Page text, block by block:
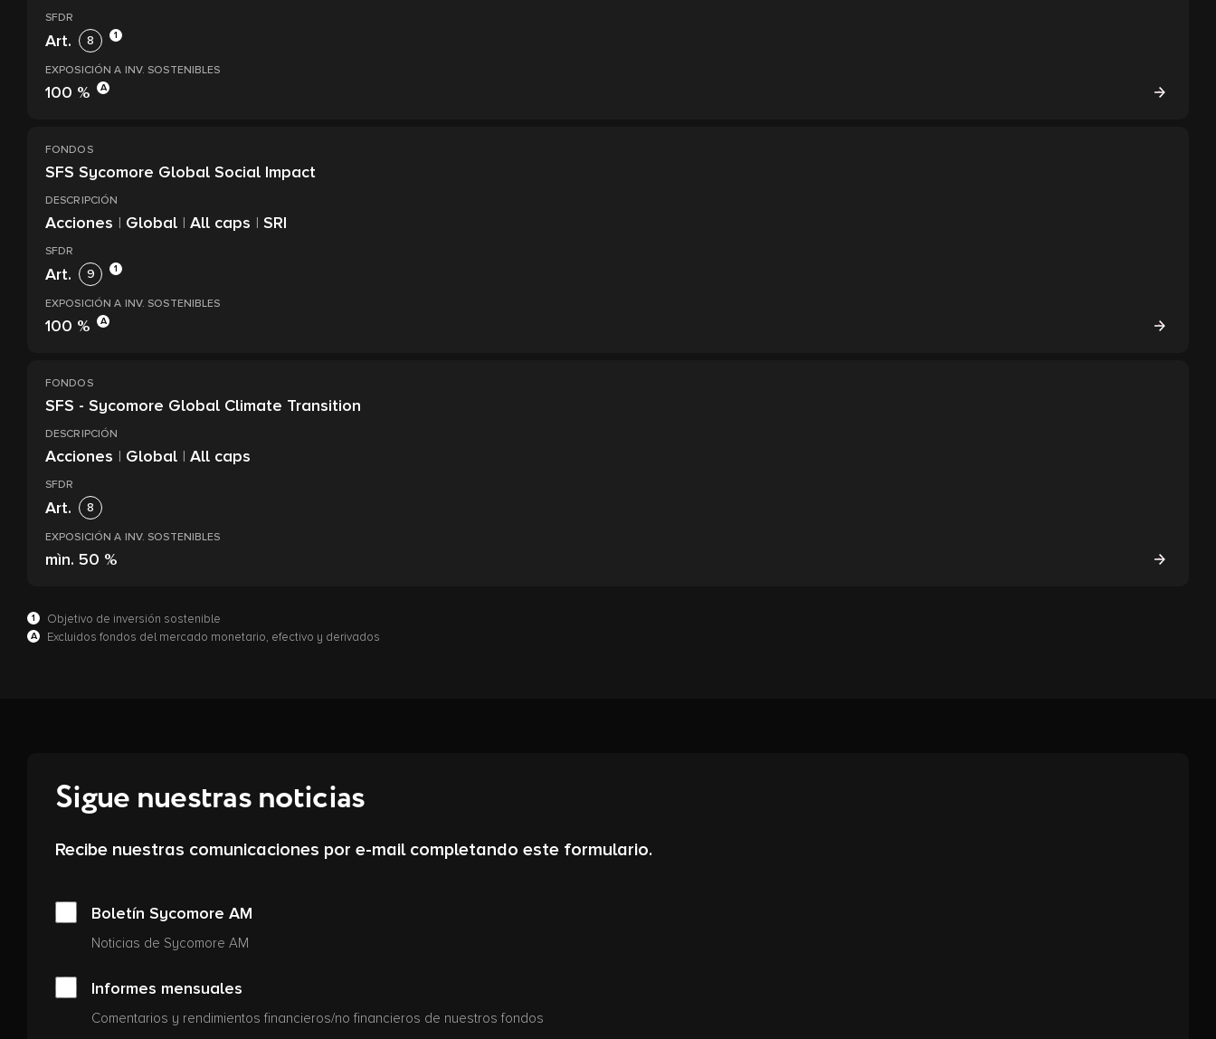
SFDR
Art. 8 1
EXPOSICIÓN A INV. SOSTENIBLES
100 % A
FONDOS
SFS Sycomore Global Social Impact
DESCRIPCIÓN
Acciones | Global | All caps | SRI
SFDR
Art. 9 1
EXPOSICIÓN A INV. SOSTENIBLES
100 % A
FONDOS
SFS - Sycomore Global Climate Transition
DESCRIPCIÓN
Acciones | Global | All caps
SFDR
Art. 8
EXPOSICIÓN A INV. SOSTENIBLES
mìn. 50 %
1 Objetivo de inversión sostenible
A Excluidos fondos del mercado monetario, efectivo y derivados
Sigue nuestras noticias
Recibe nuestras comunicaciones por e-mail completando este formulario.
Boletín Sycomore AM
Noticias de Sycomore AM
Informes mensuales
Comentarios y rendimientos financieros/no financieros de nuestros fondos